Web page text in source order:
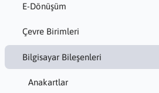
E-Dönüşüm
Çevre Birimleri
Bilgisayar Bileşenleri
Anakartlar